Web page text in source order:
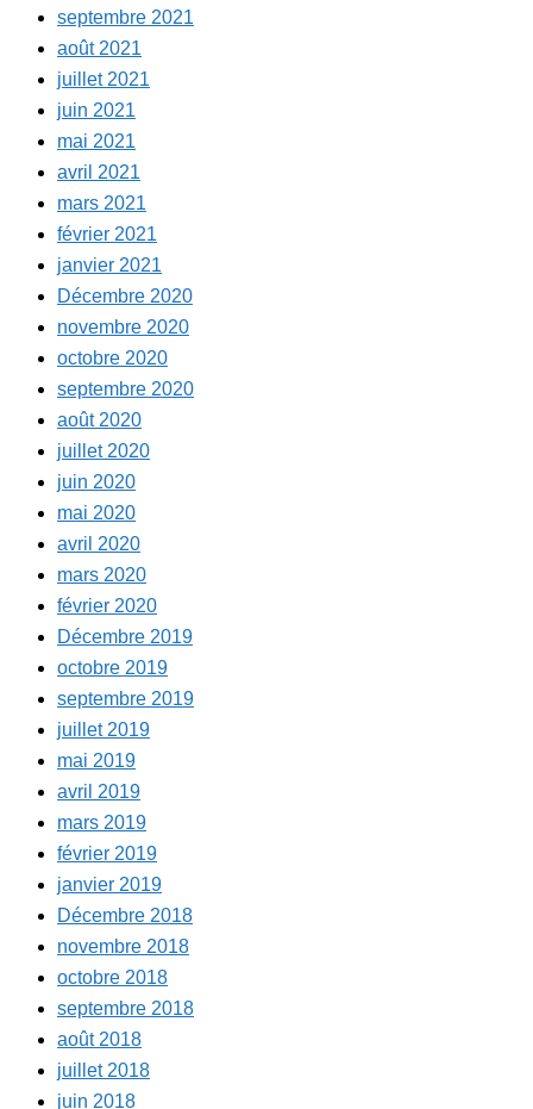
septembre 2021
août 2021
juillet 2021
juin 2021
mai 2021
avril 2021
mars 2021
février 2021
janvier 2021
Décembre 2020
novembre 2020
octobre 2020
septembre 2020
août 2020
juillet 2020
juin 2020
mai 2020
avril 2020
mars 2020
février 2020
Décembre 2019
octobre 2019
septembre 2019
juillet 2019
mai 2019
avril 2019
mars 2019
février 2019
janvier 2019
Décembre 2018
novembre 2018
octobre 2018
septembre 2018
août 2018
juillet 2018
juin 2018